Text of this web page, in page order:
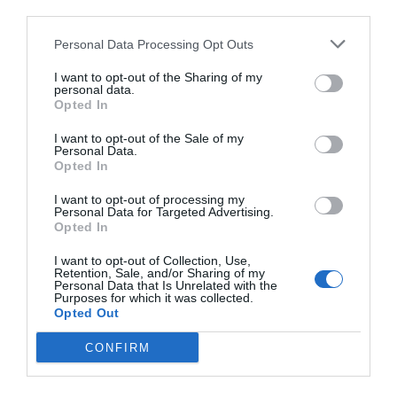
Personal Data Processing Opt Outs
I want to opt-out of the Sharing of my
personal data.
Opted In
I want to opt-out of the Sale of my
Personal Data.
Opted In
I want to opt-out of processing my
Personal Data for Targeted Advertising.
Opted In
I want to opt-out of Collection, Use,
Retention, Sale, and/or Sharing of my
Personal Data that Is Unrelated with the
Purposes for which it was collected.
Opted Out
CONFIRM
refrescos y energéticos. Todo con la misma
premisa: manzana, producto ecológico y de
proximidad y buscando los beneficios para la
salud.
"Queremos llevar la manzana de Lleida a nuevos
sectores. Estamos siempre pensando nuevas
formas de innovar y vemos oportunidades muy
grandes en bebidas funcionales con producto de
que cree que está en crecimiento entre los
consumidores catalanes, aunque en Europa se va
por delante.
De Lleida al mundo